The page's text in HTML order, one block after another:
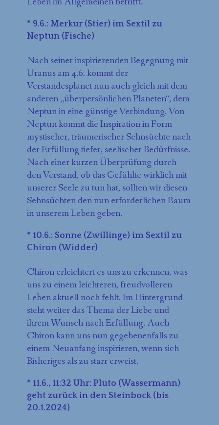
* 9.6.: Merkur (Stier) im Sextil zu
Neptun (Fische)
Nach seiner inspirierenden Begegnung mit
Uranus am 4.6. kommt der
Verstandesplanet nun auch gleich mit dem
anderen „überpersönlichen Planeten“, dem
Neptun in eine günstige Verbindung. Von
Neptun kommt die Inspiration in Form
mystischer, träumerischer Sehnsüchte nach
der Erfüllung tiefer, seelischer Bedürfnisse.
Nach einer kurzen Überprüfung durch
den Verstand, ob das Gefühlte wirklich mit
unserer Seele zu tun hat, sollten wir diesen
Sehnsüchten den nun erforderlichen Raum
in unserem Leben geben.
* 10.6.: Sonne (Zwillinge) im Sextil zu
Chiron (Widder)
Chiron erleichtert es uns zu erkennen, was
uns zu einem leichteren, freudvolleren
Leben aktuell noch fehlt. Im Hintergrund
steht weiter das Thema der Liebe und
ihrem Wunsch nach Erfüllung. Auch
Chiron kann uns nun gegebenenfalls zu
einem Neuanfang inspirieren, wenn sich
Bisheriges als zu starr erweist.
* 11.6., 11:32 Uhr: Pluto (Wassermann)
geht zurück in den Steinbock (bis
20.1.2024)